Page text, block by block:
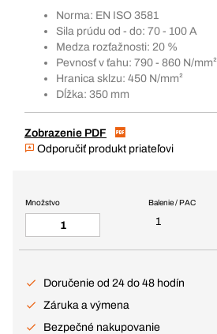
Norma: EN ISO 3581
Sila prúdu od - do: 70 - 100 A
Medza rozťažnosti: 20 %
Pevnosť v ťahu: 790 - 860 N/mm²
Hranica sklzu: 450 N/mm²
Dĺžka: 350 mm
Zobrazenie PDF
Odporučiť produkt priateľovi
Balenie / PAC
1
Množstvo
Doručenie od 24 do 48 hodín
Záruka a výmena
Bezpečné nakupovanie